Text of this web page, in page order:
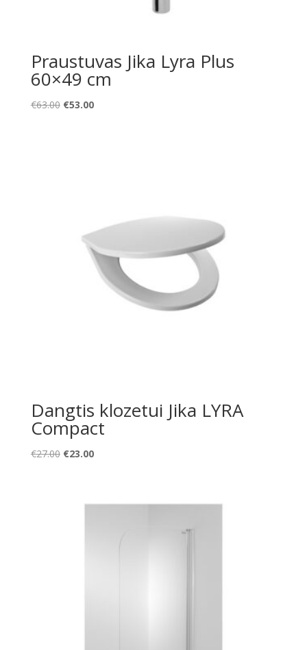
Praustuvas Jika Lyra Plus
60×49 cm
€63.00 Original
€53.00Current
Dangtis klozetui Jika LYRA
Compact
€27.00 Original
€23.00Current